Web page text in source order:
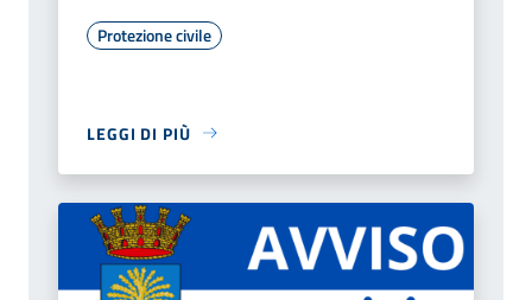
Protezione civile
LEGGI DI PIÙ